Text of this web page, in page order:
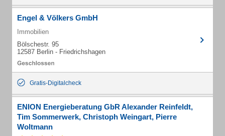
Engel & Völkers GmbH
Immobilien
Bölschestr. 95
12587 Berlin - Friedrichshagen
Gratis-Digitalcheck
ENION Energieberatung GbR Alexander Reinfeldt,
Tim Sommerwerk, Christoph Weingart, Pierre
Woltmann